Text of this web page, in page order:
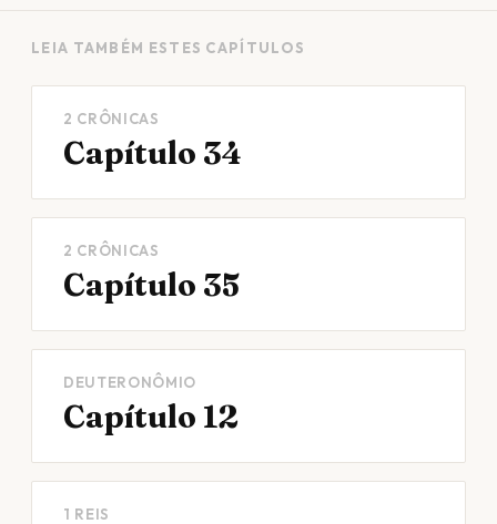
LEIA TAMBÉM ESTES CAPÍTULOS
2 CRÔNICAS
Capítulo 34
2 CRÔNICAS
Capítulo 35
DEUTERONÔMIO
Capítulo 12
1 REIS